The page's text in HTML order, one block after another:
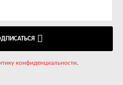
конфиденциальности.